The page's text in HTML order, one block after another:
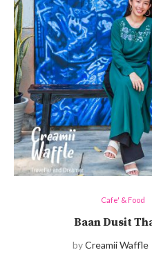
Cafe' & Food
Baan Dusit
byCreamii Waffle